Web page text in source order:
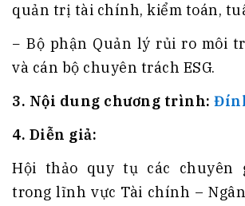
quản trị tài chính, kiểm toán,
− Bộ phận Quản lý rủi ro môi
và cán bộ chuyên trách ESG.
3. Nội dung chương trình:
4. Diễn giả:
Hội thảo quy tụ các chuyên
trong lĩnh vực Tài chính – Ngân